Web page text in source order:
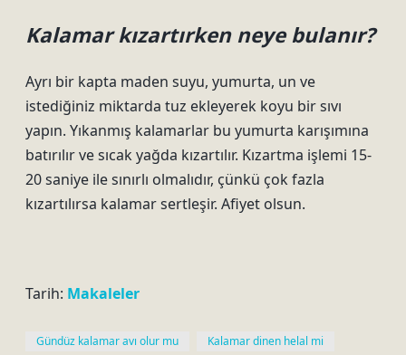
Kalamar kızartırken neye bulanır?
Ayrı bir kapta maden suyu, yumurta, un ve
istediğiniz miktarda tuz ekleyerek koyu bir sıvı
yapın. Yıkanmış kalamarlar bu yumurta karışımına
batırılır ve sıcak yağda kızartılır. Kızartma işlemi 15-
20 saniye ile sınırlı olmalıdır, çünkü çok fazla
kızartılırsa kalamar sertleşir. Afiyet olsun.
Tarih: Makaleler
Gündüz kalamar avı olur mu Kalamar dinen helal mi